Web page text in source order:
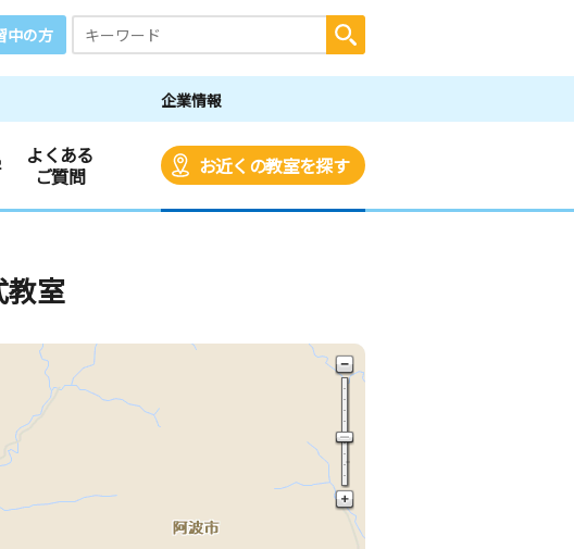
中の方
企業情報
よくある
ご質問
お近くの教室を探す
教室